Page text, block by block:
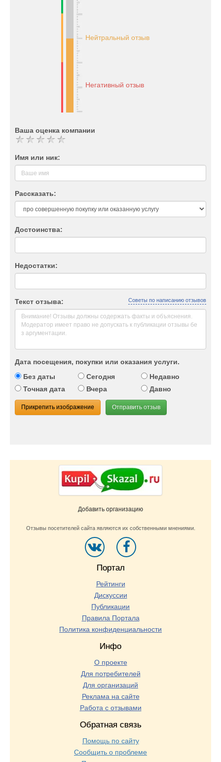
Нейтральный отзыв
Негативный отзыв
Ваша оценка компании
Имя или ник:
Рассказать:
Достоинства:
Недостатки:
Текст отзыва: Советы по написанию отзывов
Дата посещения, покупки или оказания услуги.
Без даты
Сегодня
Недавно
Точная дата
Вчера Давно
Прикрепить изображение Отправить отзыв
Добавить организацию
Отзывы посетителей сайта являются их собственными мнениями.
Портал
Рейтинги
Дискуссии
Публикации
Правила Портала
Политика конфиденциальности
Инфо
О проекте
Для потребителей
Для организаций
Реклама на сайте
Работа с отзывами
Обратная связь
Помощь по сайту
Сообщить о проблеме